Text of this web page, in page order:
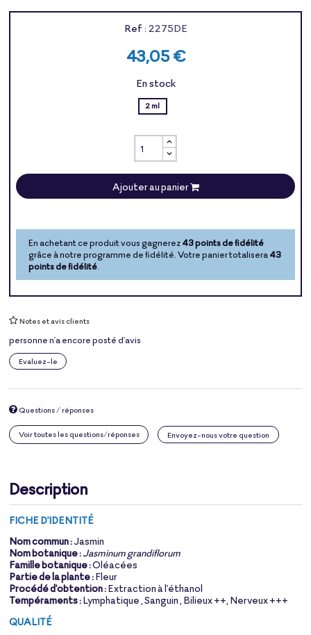
Ref : 2275DE
43,05 €
En stock
2 ml
Ajouter au panier
En achetant ce produit vous gagnerez43 points de fidélité
grâce à notre programme de fidélité. Votre panier totalisera 43
points de fidélité
Notes et avis clients
personne n'a encore posté d'avis
Evaluez-le
Questions / réponses
Voir toutes les questions/réponses Envoyez-nous votre question
Description
FICHE D'IDENTITÉ
Nom commun :Jasmin
Nom botanique :Jasminum grandiflorum
Famille botanique :Oléacées
Partie de la plante :Fleur
Procédé d'obtention :Extraction à l'éthanol
Tempéraments :Lymphatique , Sanguin , Bilieux ++, Nerveux +++
QUALITÉ